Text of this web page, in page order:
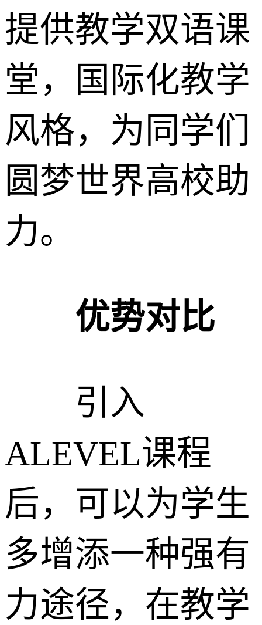
提供教学双语课
堂，国际化教学
风格，为同学们
圆梦世界高校助
力。
优势对比
引入
ALEVEL课程
后，可以为学生
多增添一种强有
力途径，在教学